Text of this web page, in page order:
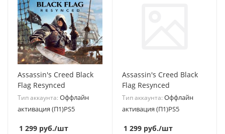
Assassin's Creed Black
Flag Resynced
Тип аккаунта: Оффлайн
активация (П1)PS5
1 299 руб./шт
Assassin's Creed Black
Flag Resynced
Тип аккаунта: Оффлайн
активация (П1)PS5
1 299 руб./шт